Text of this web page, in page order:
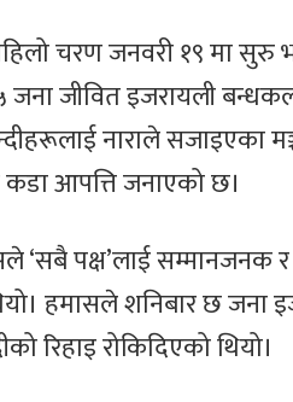
चरण जनवरी १९ मा सुरु
जना जीवित इजरायली
नाराले सजाइएका
कडा आपत्ति जनाएको छ।
‘सबै पक्ष’लाई सम्मानजनक
हमासले शनिबार छ जना
रिहाइ रोकिदिएको थियो।